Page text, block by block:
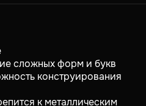
сложных форм и букв
конструирования
к металлическим